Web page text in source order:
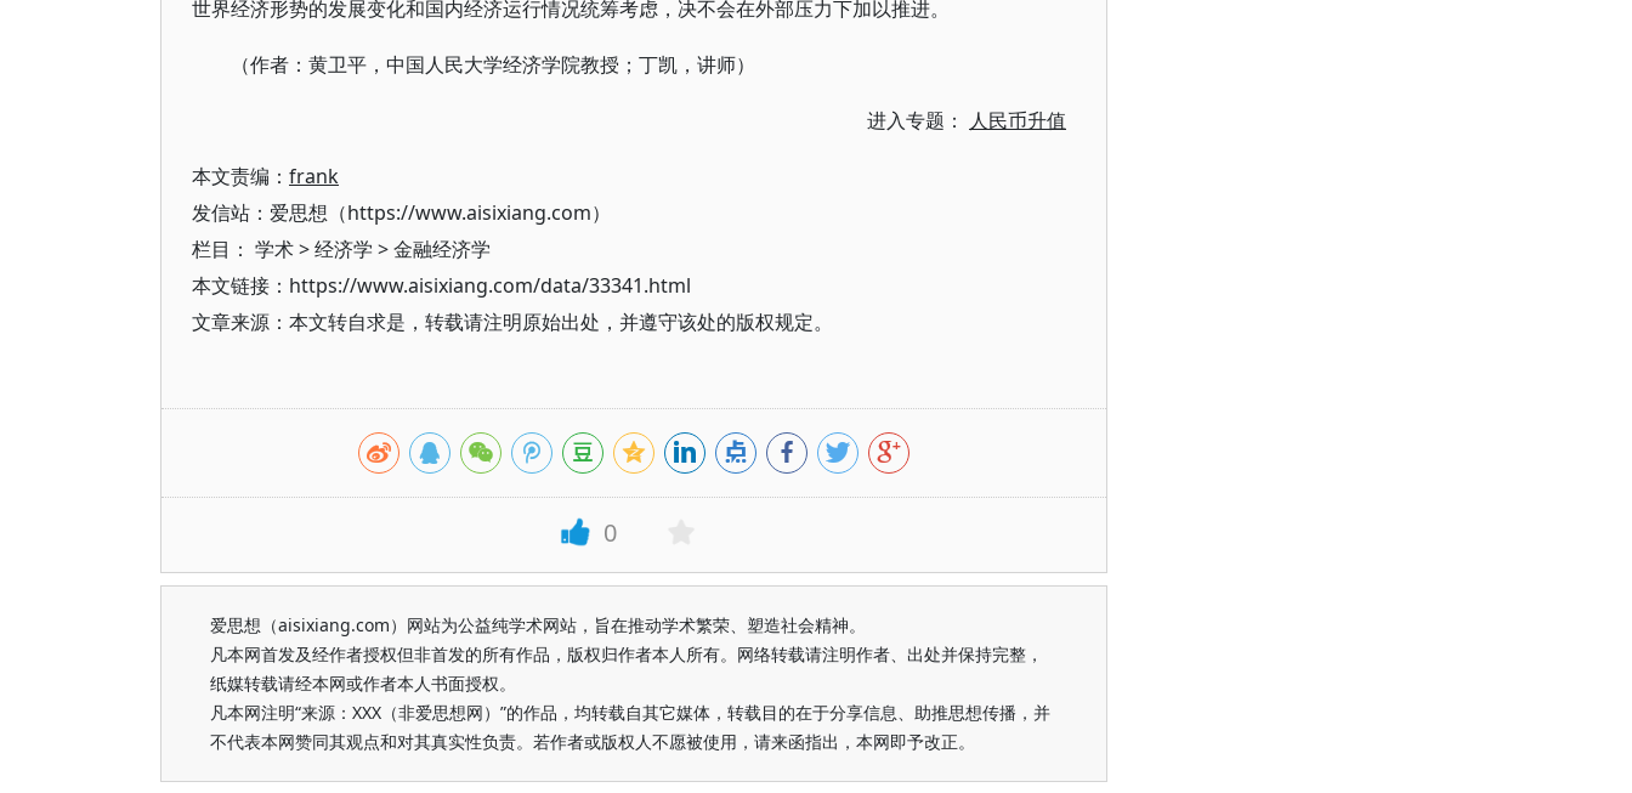
世界经济形势的发展变化和国内经济运行情况统筹考虑，决不会在外部压力下加以推进。
（作者：黄卫平，中国人民大学经济学院教授；丁凯，讲师）
进入专题： 人民币升值
本文责编： frank
发信站：爱思想（https://www.aisixiang.com）
栏目： 学术>经济学 >金融经济学
本文链接：https://www.aisixiang.com/data/33341.html
文章来源：本文转自求是，转载请注明原始出处，并遵守该处的版权规定。
0
爱思想（aisixiang.com）网站为公益纯学术网站，旨在推动学术繁荣、塑造社会精神。
凡本网首发及经作者授权但非首发的所有作品，版权归作者本人所有。网络转载请注明作者、出处并保持完整，
纸媒转载请经本网或作者本人书面授权。
凡本网注明“来源：XXX（非爱思想网）”的作品，均转载自其它媒体，转载目的在于分享信息、助推思想传播，并
不代表本网赞同其观点和对其真实性负责。若作者或版权人不愿被使用，请来函指出，本网即予改正。